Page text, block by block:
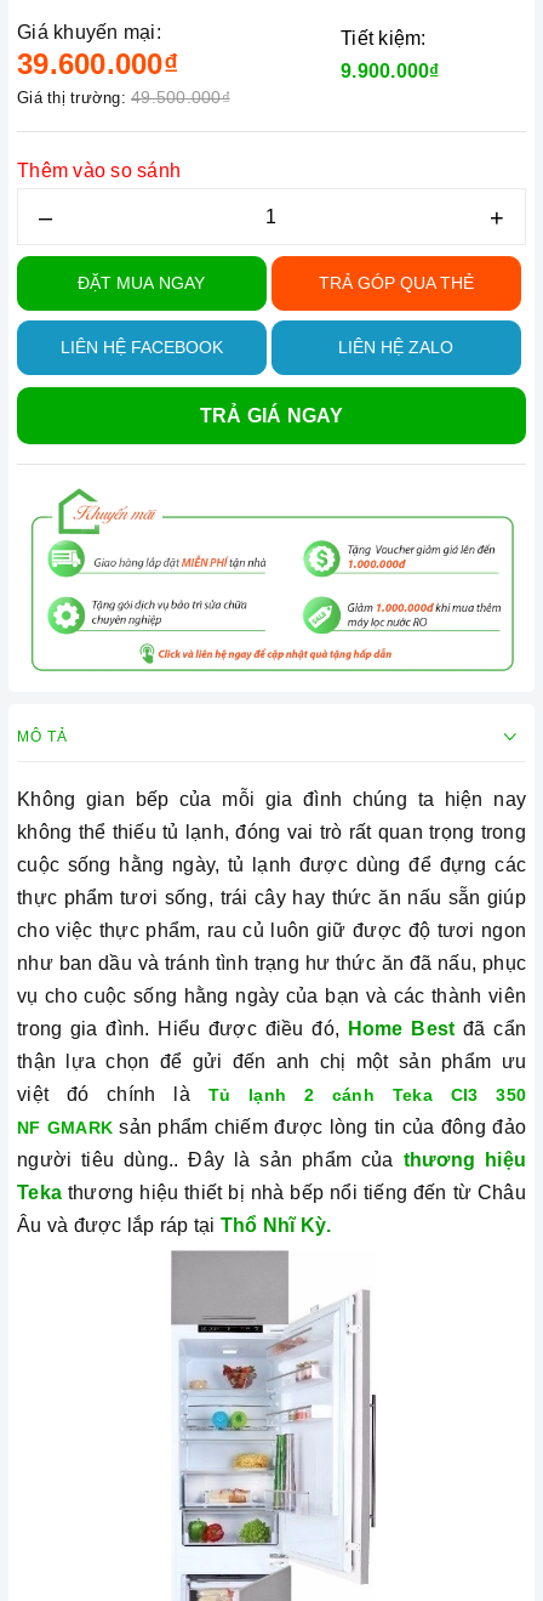
Giá khuyến mại:
39.600.000₫
Giá thị trường: 49.500.000₫
Tiết kiệm:
9.900.000₫
Thêm vào so sánh
– +
ĐẶT MUA NGAY TRẢ GÓP QUA THẺ
LIÊN HỆ FACEBOOK LIÊN HỆ ZALO
TRẢ GIÁ NGAY
MÔ TẢ
Không gian bếp của mỗi gia đình chúng ta hiện nay
không thể thiếu tủ lạnh, đóng vai trò rất quan trọng trong
cuộc sống hằng ngày, tủ lạnh được dùng để đựng các
thực phẩm tươi sống, trái cây hay thức ăn nấu sẵn giúp
cho việc thực phẩm, rau củ luôn giữ được độ tươi ngon
như ban dầu và tránh tình trạng hư thức ăn đã nấu, phục
vụ cho cuộc sống hằng ngày của bạn và các thành viên
trong gia đình. Hiểu được điều đó,
Home Best đã cẩn
thận lựa chọn để gửi đến anh chị một sản phẩm ưu
việt đó chính là Tủ lạnh 2 cánh Teka CI3 350
NF GMARKsản phẩm chiếm được lòng tin của đông đảo
người tiêu dùng.. Đây là sản phẩm của thương hiệu
Teka thương hiệu thiết bị nhà bếp nổi tiếng đến từ Châu
Âu và được lắp ráp tại Thổ Nhĩ Kỳ.